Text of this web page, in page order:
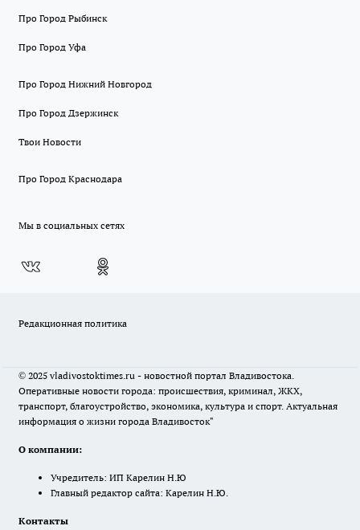
Про Город Рыбинск
Про Город Уфа
Про Город Нижний Новгород
Про Город Дзержинск
Твои Новости
Про Город Краснодара
Мы в социальных сетях
Редакционная политика
© 2025 vladivostoktimes.ru - новостной портал Владивостока.
Оперативные новости города: происшествия, криминал, ЖКХ,
транспорт, благоустройство, экономика, культура и спорт. Актуальная
информация о жизни города Владивосток"
О компании:
Учредитель: ИП Карелин Н.Ю
Главный редактор сайта: Карелин Н.Ю.
Контакты